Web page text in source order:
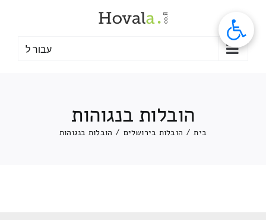
עבור ל
הובלות בנגוהות
בית / הובלות בירושלים / הובלות בנגוהות